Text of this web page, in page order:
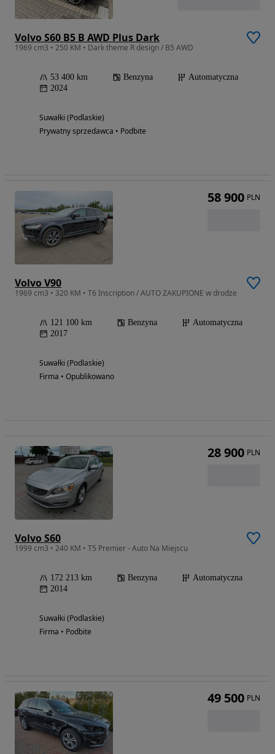
Volvo S60 B5 B AWD Plus Dark
1969 cm3 • 250 KM • Dark theme R design / B5 AWD
53 400 km Benzyna
Automatyczna
2024
Suwałki (Podlaskie)
Prywatny sprzedawca • Podbite
Volvo V90
1969 cm3 • 320 KM • T6 Inscription / AUTO ZAKUPIONE w drodze
121 100 km Benzyna
Automatyczna
2017
Suwałki (Podlaskie)
Firma • Opublikowano
58 900 PLN
Volvo S60
1999 cm3 • 240 KM • T5 Premier - Auto Na Miejscu
172 213 km Benzyna
Automatyczna
2014
Suwałki (Podlaskie)
Firma • Podbite
28 900 PLN
49 500 PLN